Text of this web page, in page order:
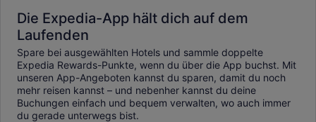
Die Expedia-App hält dich auf dem
Laufenden
Spare bei ausgewählten Hotels und sammle doppelte
Expedia Rewards-Punkte, wenn du über die App buchst. Mit
unseren App-Angeboten kannst du sparen, damit du noch
mehr reisen kannst – und nebenher kannst du deine
Buchungen einfach und bequem verwalten, wo auch immer
du gerade unterwegs bist.